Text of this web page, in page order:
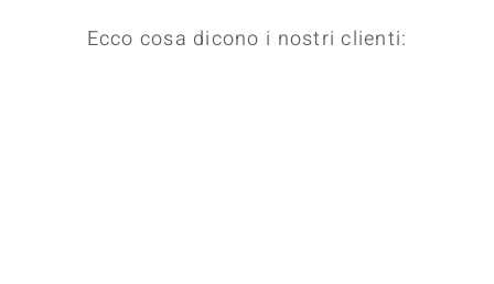
Ecco cosa dicono i nostri clienti: